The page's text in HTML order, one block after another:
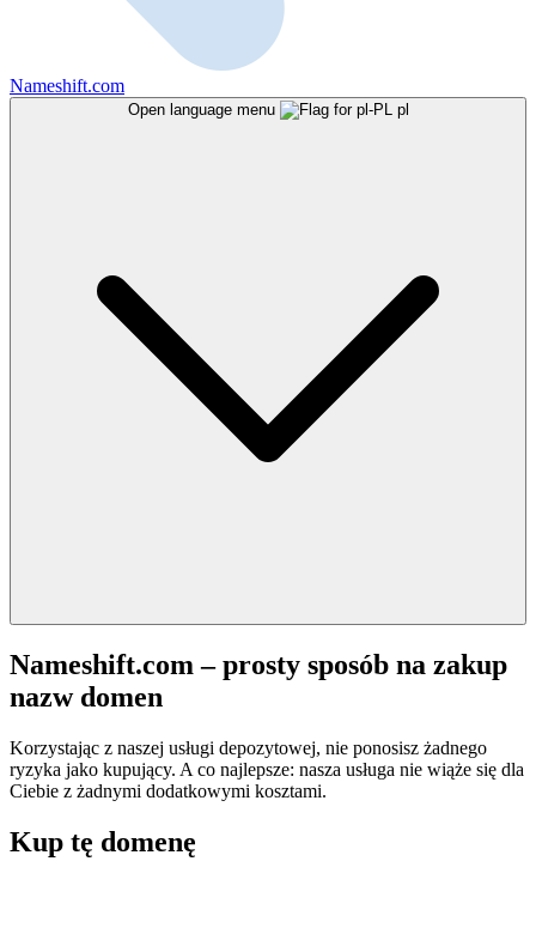
Nameshift.com
Open language menu pl
Nameshift.com – prosty sposób na zakup
nazw domen
Korzystając z naszej usługi depozytowej, nie ponosisz żadnego
ryzyka jako kupujący. A co najlepsze: nasza usługa nie wiąże się dla
Ciebie z żadnymi dodatkowymi kosztami.
Kup tę domenę